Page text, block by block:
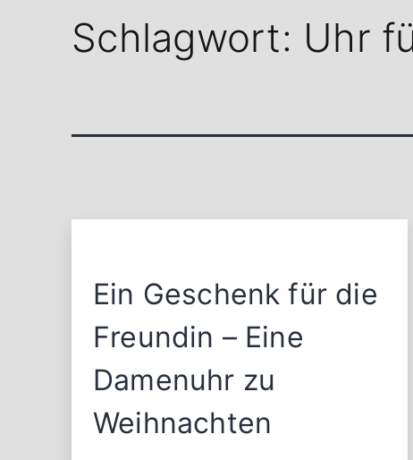
Schlagwort: Uhr
Ein Geschenk für die
Freundin – Eine
Damenuhr zu
Weihnachten